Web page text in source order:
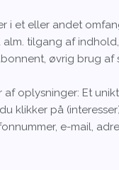
i et eller andet
tilgang af
øvrig brug
oplysninger: Et
klikker på
e-mail,